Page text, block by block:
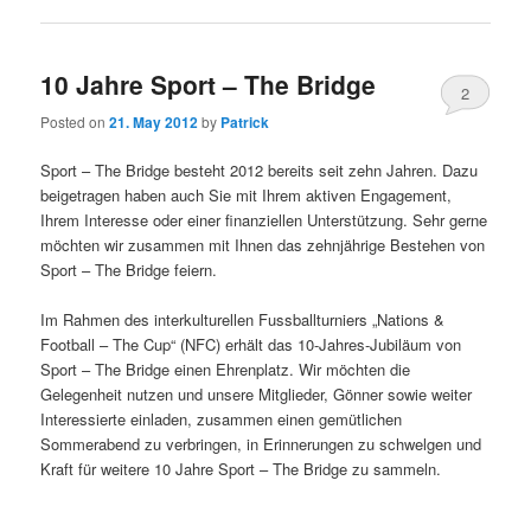
10 Jahre Sport – The Bridge
Posted on21. May 2012by Patrick
2
Sport – The Bridge besteht 2012 bereits seit zehn Jahren. Dazu
beigetragen haben auch Sie mit Ihrem aktiven Engagement,
Ihrem Interesse oder einer finanziellen Unterstützung. Sehr gerne
möchten wir zusammen mit Ihnen das zehnjährige Bestehen von
Sport – The Bridge feiern.
Im Rahmen des interkulturellen Fussballturniers „Nations &
Football – The Cup“ (NFC) erhält das 10-Jahres-Jubiläum von
Sport – The Bridge einen Ehrenplatz. Wir möchten die
Gelegenheit nutzen und unsere Mitglieder, Gönner sowie weiter
Interessierte einladen, zusammen einen gemütlichen
Sommerabend zu verbringen, in Erinnerungen zu schwelgen und
Kraft für weitere 10 Jahre Sport – The Bridge zu sammeln.